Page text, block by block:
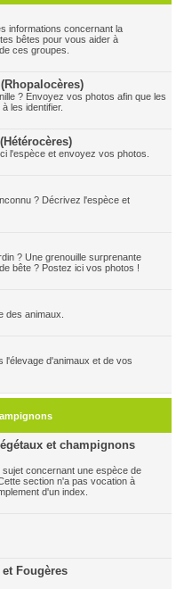
informations concernant la
bêtes pour vous aider à
ces groupes.
? Envoyez vos photos afin que les
les identifier.
l'espèce et envoyez vos photos.
? Décrivez l'espèce et
? Une grenouille surprenante
bête ? Postez ici vos photos !
des animaux.
l'élevage d'animaux et de vos
et champignons
concernant une espèce de
section n'a pas vocation à
d'un index.
Fougères